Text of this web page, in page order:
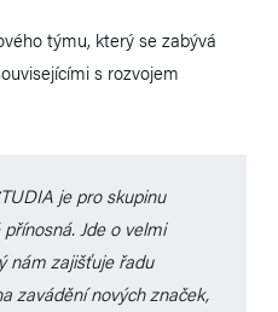
týmu, který se zabývá
s rozvojem
je pro skupinu
Jde o velmi
nám zajišťuje řadu
zavádění nových značek,